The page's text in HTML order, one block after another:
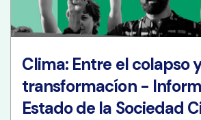
Clima: Entre el colapso
transformacíon -
Estado de la Sociedad